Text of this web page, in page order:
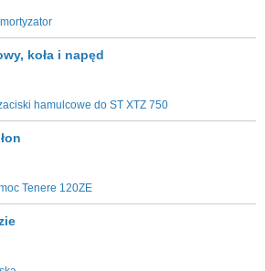
koła i napęd
hamulcowe do ST XTZ 750
Tenere 120ZE